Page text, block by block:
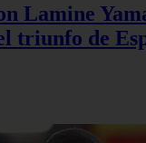
Lamine
triunfo de